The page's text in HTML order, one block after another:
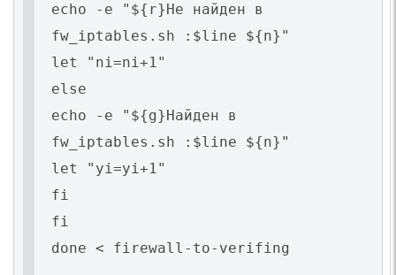
echo -e "${r}Не найден в
fw_iptables.sh :$line ${n}"
let "ni=ni+1"
else
echo -e "${g}Найден в
fw_iptables.sh :$line ${n}"
let "yi=yi+1"
fi
fi
done < firewall-to-verifing